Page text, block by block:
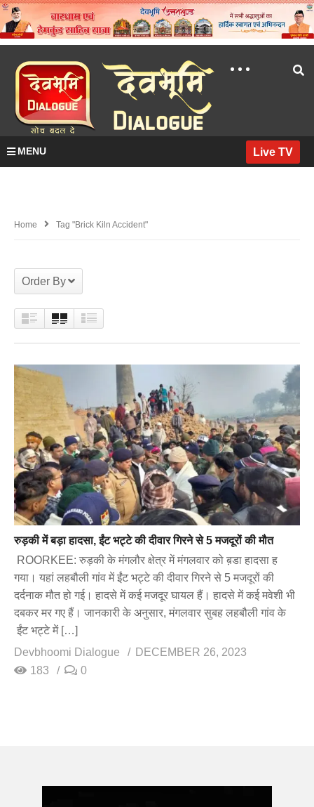
MENU Live TV
Home Tag "brick Kiln Accident"
Order By
रुड़की में बड़ा हादसा, ईंट भट्टे की दीवार गिरने से 5 मजदूरों की मौत
ROORKEE: रुड़की के मंगलौर क्षेत्र में मंगलवार को ब़डा हादसा ह
गया। यहां लहबौली गांव में ईंट भट्टे की दीवार गिरने से 5 मजदूरों की
दर्दनाक मौत हो गई। हादसे में कई मजदूर घायल हैं। हादसे में कई मवेशी भी
दबकर मर गए हैं। जानकारी के अनुसार, मंगलवार सुबह लहबौली गांव के
ईंट भट्टे में […]
Devbhoomi Dialogue
DECEMBER 26, 2023
183
0